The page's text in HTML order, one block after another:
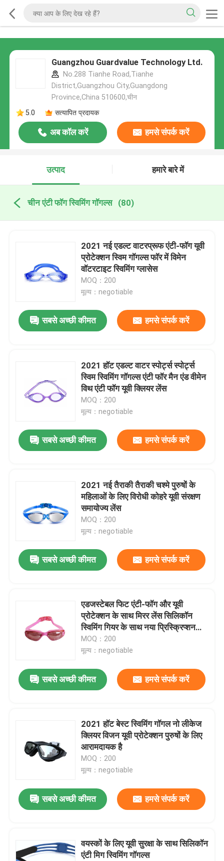
Guangzhou Guardvalue Technology Ltd.
No.288 Tianhe Road,Tianhe
District,Guangzhou City,Guangdong
Province,China 510600,चीन
5.0
सत्यापित प्रदायक
अब कॉल करें हमसे संपर्क करें
उत्पाद हमारे बारे में
चीन एंटी फॉग स्विमिंग गॉगल्स (80)
2021 नई एडल्ट वाटरप्रूफ एंटी-फॉग यूवी
प्रोटेक्शन स्विम गॉगल्स फॉर में विमेन
वॉटरटाइट स्विमिंग ग्लासेस
MOQ：200
मूल्य：negotiable
सबसे अच्छी कीमत हमसे संपर्क करें
2021 हॉट एडल्ट वाटर स्पोर्ट्स स्पोर्ट्स
स्विम स्विमिंग गॉगल्स एंटी फॉर मैन एंड वीमेन
विथ एंटी फॉग यूवी क्लियर लेंस
MOQ：200
मूल्य：negotiable
सबसे अच्छी कीमत हमसे संपर्क करें
2021 नई तैराकी तैराकी चश्मे पुरुषों के
महिलाओं के लिए विरोधी कोहरे यूवी संरक्षण
समायोज्य लेंस
MOQ：200
मूल्य：negotiable
सबसे अच्छी कीमत हमसे संपर्क करें
एडजस्टेबल फिट एंटी-फॉग और यूवी
प्रोटेक्शन के साथ मिरर लेंस सिलिकॉन
स्विमिंग गियर के साथ नया प्रिस्क्रिप्शन
स्विम गॉगल्स
MOQ：200
मूल्य：negotiable
सबसे अच्छी कीमत हमसे संपर्क करें
2021 हॉट बेस्ट स्विमिंग गॉगल नो लीकेज
क्लियर विजन यूवी प्रोटेक्शन पुरुषों के लिए
आरामदायक है
MOQ：200
मूल्य：negotiable
सबसे अच्छी कीमत हमसे संपर्क करें
वयस्कों के लिए यूवी सुरक्षा के साथ सिलिकॉन
एंटी मिग स्विमिंग गॉगल्स